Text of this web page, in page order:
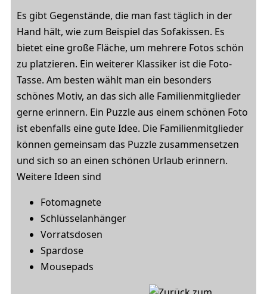
Es gibt Gegenstände, die man fast täglich in der
Hand hält, wie zum Beispiel das Sofakissen. Es
bietet eine große Fläche, um mehrere Fotos schön
zu platzieren. Ein weiterer Klassiker ist die Foto-
Tasse. Am besten wählt man ein besonders
schönes Motiv, an das sich alle Familienmitglieder
gerne erinnern. Ein Puzzle aus einem schönen Foto
ist ebenfalls eine gute Idee. Die Familienmitglieder
können gemeinsam das Puzzle zusammensetzen
und sich so an einen schönen Urlaub erinnern.
Weitere Ideen sind
Fotomagnete
Schlüsselanhänger
Vorratsdosen
Spardose
Mousepads